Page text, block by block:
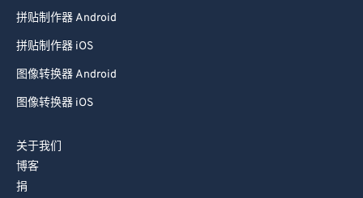
拼贴制作器 Android
拼贴制作器 iOS
图像转换器 Android
图像转换器 iOS
关于我们
博客
捐